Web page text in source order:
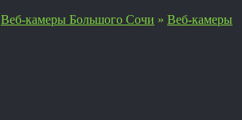
Веб-камеры Большого Сочи » Веб-камеры